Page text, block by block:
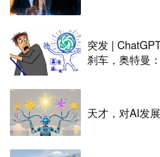
突发 |
刹车，奥特曼
天才，对AI发